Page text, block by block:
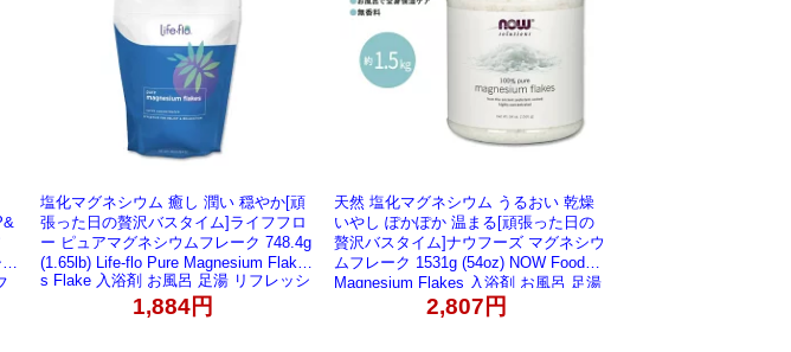
塩化マグネシウム 癒し 潤い 穏やか[頑
張った日の贅沢バスタイム]ライフフロ
ー ピュアマグネシウムフレーク 748.4g
(1.65lb) Life-flo Pure Magnesium Flake
s Flake 入浴剤 お風呂 足湯 リフレッシ
1,884円
天然 塩化マグネシウム うるおい 乾燥
いやし ぽかぽか 温まる[頑張った日の
贅沢バスタイム]ナウフーズ マグネシウ
ムフレーク 1531g (54oz) NOW Foods
Magnesium Flakes 入浴剤 お風呂 足湯
マグネシウム ミネラル 潤い しっとり
2,807円